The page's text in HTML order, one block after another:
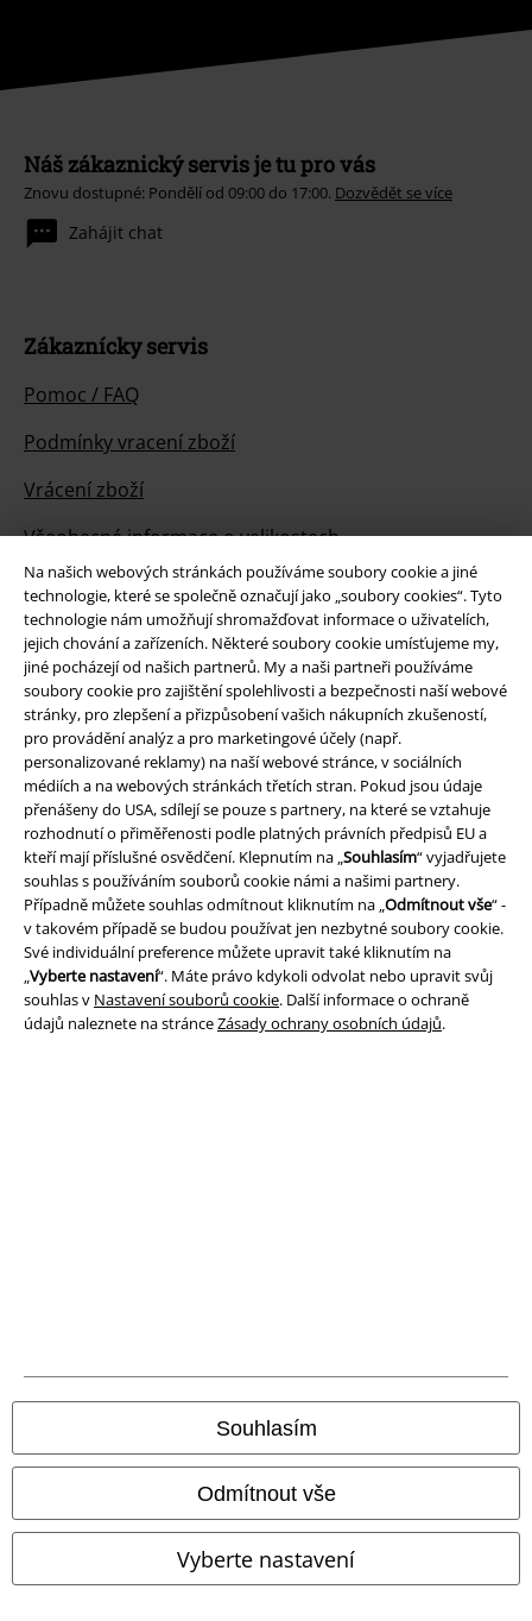
Na našich webových stránkách používáme soubory cookie a jiné
technologie, které se společně označují jako „soubory cookies“. Tyto
technologie nám umožňují shromažďovat informace o uživatelích,
jejich chování a zařízeních. Některé soubory cookie umísťujeme my,
jiné pocházejí od našich partnerů. My a naši partneři používáme
soubory cookie pro zajištění spolehlivosti a bezpečnosti naší webové
stránky, pro zlepšení a přizpůsobení vašich nákupních zkušeností,
pro provádění analýz a pro marketingové účely (např.
personalizované reklamy) na naší webové stránce, v sociálních
médiích a na webových stránkách třetích stran. Pokud jsou údaje
přenášeny do USA, sdílejí se pouze s partnery, na které se vztahuje
rozhodnutí o přiměřenosti podle platných právních předpisů EU a
kteří mají příslušné osvědčení. Klepnutím na „Souhlasím“ vyjadřujete
souhlas s používáním souborů cookie námi a našimi partnery.
Případně můžete souhlas odmítnout kliknutím na „Odmítnout vše“ -
v takovém případě se budou používat jen nezbytné soubory cookie.
Své individuální preference můžete upravit také kliknutím na
„Vyberte nastavení“. Máte právo kdykoli odvolat nebo upravit svůj
souhlas v Nastavení souborů cookie. Další informace o ochraně
údajů naleznete na stránceZásady ochrany osobních údajů.
Souhlasím
Odmítnout vše
Vyberte nastavení
Náš zákaznický servis je tu pro vás
Znovu dostupné: Pondělí od 09:00 do 17:00. Dozvědět se více
Zahájit chat
Zákaznícky servis
Pomoc / FAQ
Podmínky vracení zboží
Vrácení zboží
Všeobecné informace o velikostech
Zrušit členství v BSC
Způsoby platby
Nabídky pro vás
Soutěž
Objednejte si dárkový poukaz
O EMP
Udržitelnost
Způsoby platby
Bankovní převod